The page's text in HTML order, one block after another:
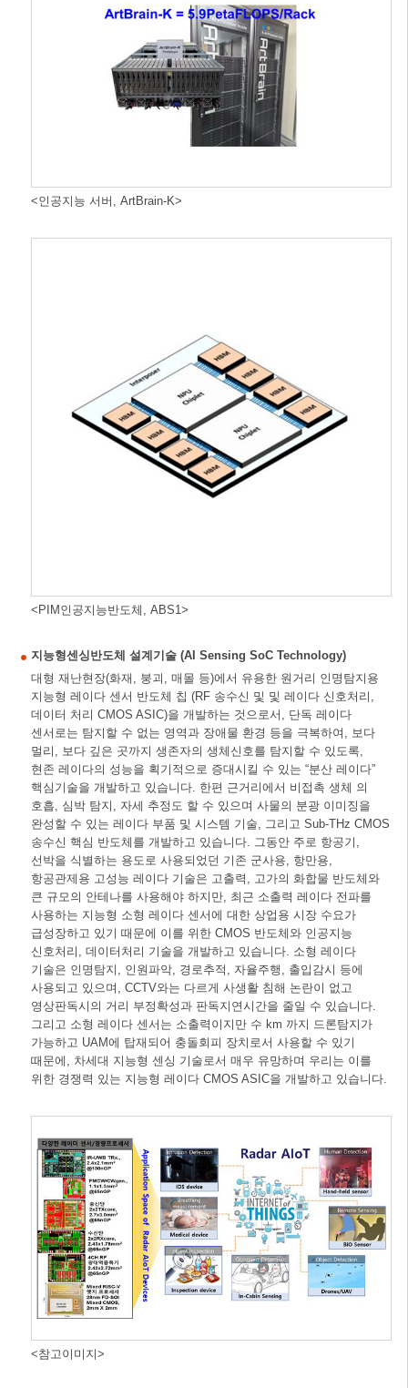
<인공지능 서버, ArtBrain-K>
<PIM인공지능반도체, ABS1>
지능형센싱반도체 설계기술 (AI Sensing SoC Technology)
대형 재난현장(화재, 붕괴, 매몰 등)에서 유용한 원거리 인명탐지용
지능형 레이다 센서 반도체 칩 (RF 송수신 및 및 레이다 신호처리,
데이터 처리 CMOS ASIC)을 개발하는 것으로서, 단독 레이다
센서로는 탐지할 수 없는 영역과 장애물 환경 등을 극복하여, 보다
멀리, 보다 깊은 곳까지 생존자의 생체신호를 탐지할 수 있도록,
현존 레이다의 성능을 획기적으로 증대시킬 수 있는 “분산 레이다”
핵심기술을 개발하고 있습니다. 한편 근거리에서 비접촉 생체 의
호흡, 심박 탐지, 자세 추정도 할 수 있으며 사물의 분광 이미징을
완성할 수 있는 레이다 부품 및 시스템 기술, 그리고 Sub-THz CMOS
송수신 핵심 반도체를 개발하고 있습니다. 그동안 주로 항공기,
선박을 식별하는 용도로 사용되었던 기존 군사용, 항만용,
항공관제용 고성능 레이다 기술은 고출력, 고가의 화합물 반도체와
큰 규모의 안테나를 사용해야 하지만, 최근 소출력 레이다 전파를
사용하는 지능형 소형 레이다 센서에 대한 상업용 시장 수요가
급성장하고 있기 때문에 이를 위한 CMOS 반도체와 인공지능
신호처리, 데이터처리 기술을 개발하고 있습니다. 소형 레이다
기술은 인명탐지, 인원파악, 경로추적, 자율주행, 출입감시 등에
사용되고 있으며, CCTV와는 다르게 사생활 침해 논란이 없고
영상판독시의 거리 부정확성과 판독지연시간을 줄일 수 있습니다.
그리고 소형 레이다 센서는 소출력이지만 수 km 까지 드론탐지가
가능하고 UAM에 탑재되어 충돌회피 장치로서 사용할 수 있기
때문에, 차세대 지능형 센싱 기술로서 매우 유망하며 우리는 이를
위한 경쟁력 있는 지능형 레이다 CMOS ASIC을 개발하고 있습니다.
<참고이미지>